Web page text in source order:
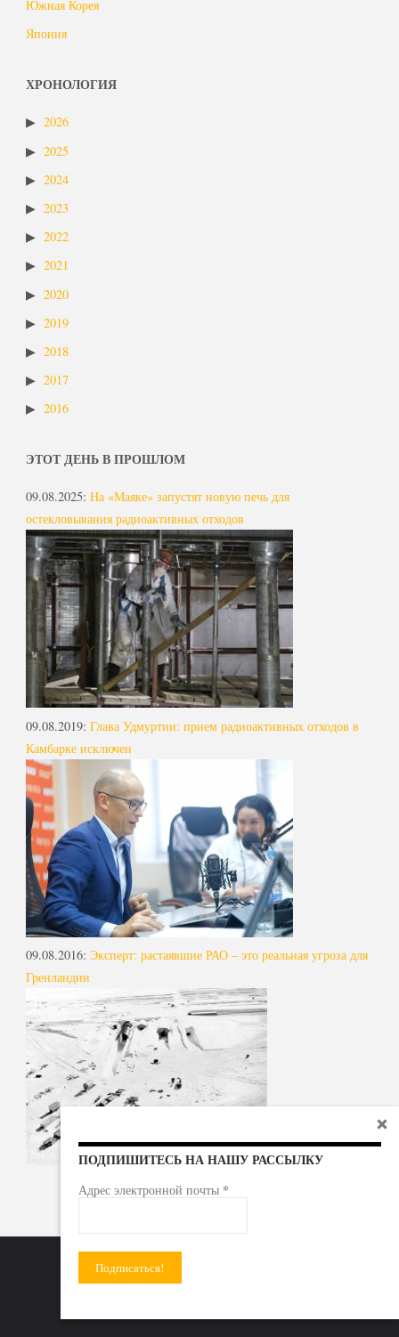
Южная Корея
Япония
ХРОНОЛОГИЯ
2026
2025
2024
2023
2022
2021
2020
2019
2018
2017
2016
ЭТОТ ДЕНЬ В ПРОШЛОМ
09.08.2025: На «Маяке» запустят новую печь для
остекловывания радиоактивных отходов
09.08.2019: Глава Удмуртии: прием радиоактивных отходов в
Камбарке исключен
09.08.2016: Эксперт: растаявшие РАО – это реальная угроза для
Гренландии
ПОДПИШИТЕСЬ НА НАШУ РАССЫЛКУ
Адрес электронной почты *